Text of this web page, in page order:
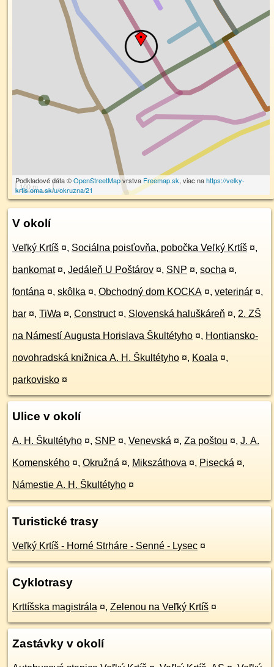
100 m
Podkladové dáta ©OpenStreetMapvrstva Freemap.sk, viac nahttps://velky-
krtis.oma.sk/u/okruzna/21
V okolí
Veľký Krtíš ¤, Sociálna poisťovňa, pobočka Veľký Krtíš ¤,
bankomat ¤, Jedáleň U Poštárov ¤, SNP ¤, socha ¤,
fontána ¤, skôlka ¤, Obchodný dom KOCKA ¤, veterinár ¤,
bar ¤, TiWa ¤, Construct ¤, Slovenská haluškáreň ¤, 2. ZŠ
na Námestí Augusta Horislava Škultétyho ¤, Hontiansko-
novohradská knižnica A. H. Škultétyho ¤, Koala ¤,
parkovisko ¤
Ulice v okolí
A. H. Škultétyho ¤, SNP ¤, Venevská ¤, Za poštou ¤, J. A.
Komenského ¤, Okružná ¤, Mikszáthova ¤, Pisecká ¤,
Námestie A. H. Škultétyho ¤
Turistické trasy
Veľký Krtíš - Horné Strháre - Senné - Lysec ¤
Cyklotrasy
Krttíšska magistrála ¤, Zelenou na Veľký Krtíš ¤
Zastávky v okolí